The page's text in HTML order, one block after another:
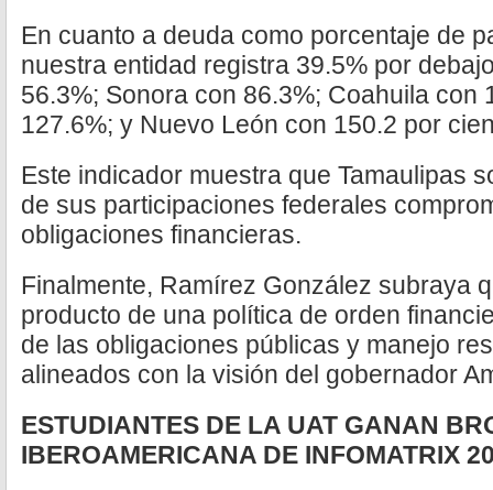
En cuanto a deuda como porcentaje de
nuestra entidad registra 39.5% por
56.3%; Sonora con 86.3%; Coahuila con
127.6%; y Nuevo León con 150.2 por
Este indicador muestra que Tamaulipas
de sus participaciones federales
obligaciones financieras.
Finalmente, Ramírez González subraya
producto de una política de orden
de las obligaciones públicas y manejo
alineados con la visión del gobernador
ESTUDIANTES DE LA UAT GANAN
IBEROAMERICANA DE INFOMATRIX